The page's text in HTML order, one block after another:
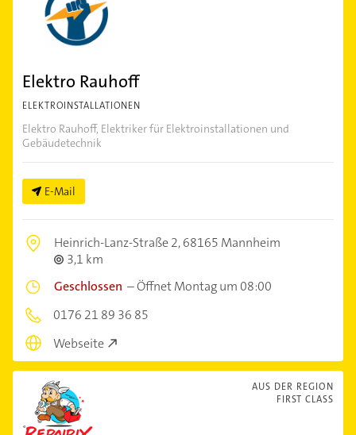
Elektro Rauhoff
ELEKTROINSTALLATIONEN
Elektro Rauhoff, Elektriker für Elektroinstallationen und
Gebäudetechnik
E-Mail
Heinrich-Lanz-Straße 2,68165 Mannheim
3,1 km
Geschlossen –Öffnet Montag um 08:00
0176 21 89 36 85
Webseite
AUS DER REGION
FIRST CLASS